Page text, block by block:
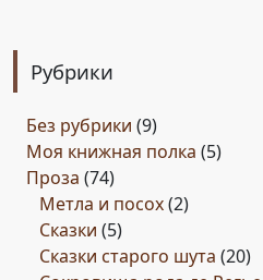
Рубрики
Без рубрики (9)
Моя книжная полка (5)
Проза (74)
Метла и посох(2)
Сказки (5)
Сказки старого шута (20)